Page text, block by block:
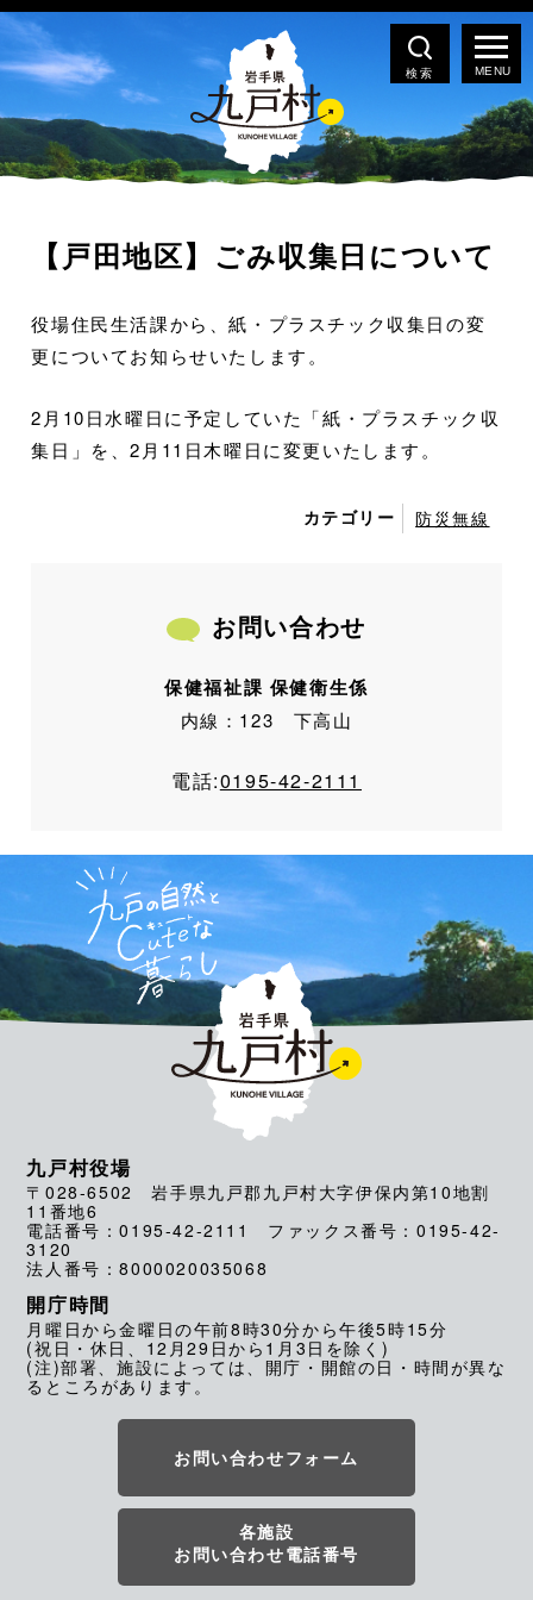
検索
【戸田地区】ごみ収集日について
役場住民生活課から、紙・プラスチック収集日の変
更についてお知らせいたします。
2月10日水曜日に予定していた「紙・プラスチック収
集日」を、2月11日木曜日に変更いたします。
カテゴリー 防災無線
お問い合わせ
保健福祉課 保健衛生係
内線：123 下高山
電話:0195-42-2111
九戸村役場
〒028-6502 岩手県九戸郡九戸村大字伊保内第10地割
11番地6
電話番号：0195-42-2111 ファックス番号：0195-42-
3120
法人番号：8000020035068
開庁時間
月曜日から金曜日の午前8時30分から午後5時15分
(祝日・休日、12月29日から1月3日を除く)
(注)部署、施設によっては、開庁・開館の日・時間が異な
るところがあります。
お問い合わせフォーム
各施設
お問い合わせ電話番号